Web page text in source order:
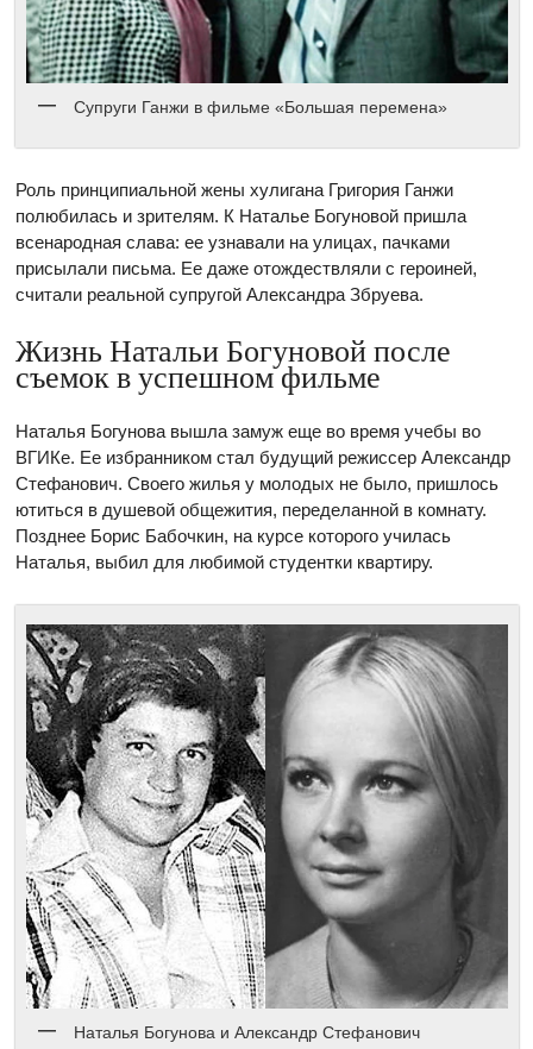
Супруги Ганжи в фильме «Большая перемена»
Роль принципиальной жены хулигана Григория Ганжи
полюбилась и зрителям. К Наталье Богуновой пришла
всенародная слава: ее узнавали на улицах, пачками
присылали письма. Ее даже отождествляли с героиней,
считали реальной супругой Александра Збруева.
Жизнь Натальи Богуновой после
съемок в успешном фильме
Наталья Богунова вышла замуж еще во время учебы во
ВГИКе. Ее избранником стал будущий режиссер Александр
Стефанович. Своего жилья у молодых не было, пришлось
ютиться в душевой общежития, переделанной в комнату.
Позднее Борис Бабочкин, на курсе которого училась
Наталья, выбил для любимой студентки квартиру.
Наталья Богунова и Александр Стефанович